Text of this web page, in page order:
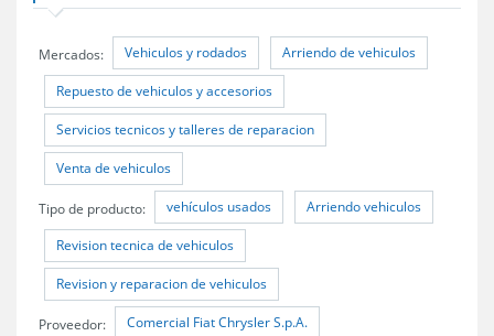
Mercados: Vehiculos y rodados Arriendo de vehiculos
Repuesto de vehiculos y accesorios
Servicios tecnicos y talleres de reparacion
Venta de vehiculos
Tipo de producto: vehículos usados Arriendo vehiculos
Revision tecnica de vehiculos
Revision y reparacion de vehiculos
Proveedor: Comercial Fiat Chrysler S.p.A.